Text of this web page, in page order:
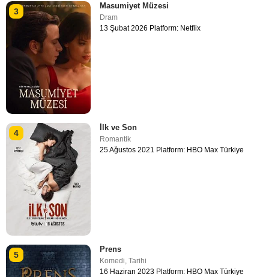
3
Masumiyet Müzesi
Dram
13 Şubat 2026 Platform: Netflix
4
İlk ve Son
Romantik
25 Ağustos 2021 Platform: HBO Max Türkiye
5
Prens
Komedi,Tarihi
16 Haziran 2023 Platform: HBO Max Türkiye